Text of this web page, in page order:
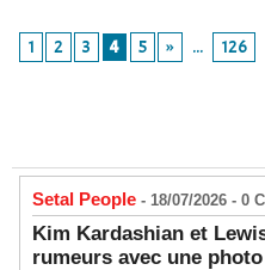
1 2 3 4 5 » ... 126
Setal People - 18/07/2026 - 0
Kim Kardashian et
rumeurs avec une